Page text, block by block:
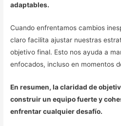
adaptables.
Cuando enfrentamos cambios
claro facilita ajustar nuestras
objetivo final. Esto nos ayuda a
enfocados, incluso en momentos
En resumen, la claridad de
construir un equipo fuerte y
enfrentar cualquier desafío.